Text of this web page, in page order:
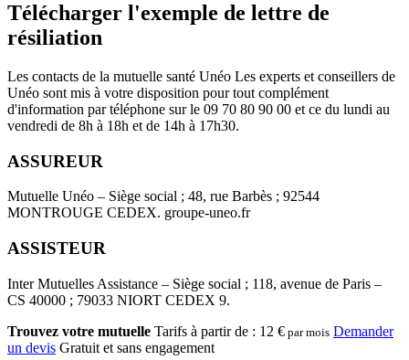
Télécharger l'exemple de lettre de
résiliation
Les contacts de la mutuelle santé Unéo Les experts et conseillers de
Unéo sont mis à votre disposition pour tout complément
d'information par téléphone sur le 09 70 80 90 00 et ce du lundi au
vendredi de 8h à 18h et de 14h à 17h30.
ASSUREUR
Mutuelle Unéo – Siège social ; 48, rue Barbès ; 92544
MONTROUGE CEDEX. groupe-uneo.fr
ASSISTEUR
Inter Mutuelles Assistance – Siège social ; 118, avenue de Paris –
CS 40000 ; 79033 NIORT CEDEX 9.
Trouvez votre mutuelle Tarifs à partir de : 12 € par mois Demander
un devis Gratuit et sans engagement